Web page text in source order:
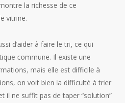
la richesse de ce
vitrine.
d’aider à faire le tri, ce qui
commune. Il existe une
mais elle est difficile à
on voit bien la difficulté à trier
il ne suffit pas de taper “solution”